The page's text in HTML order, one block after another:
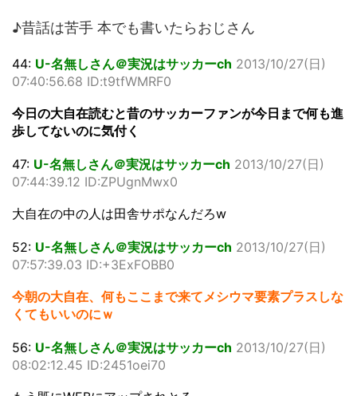
♪昔話は苦手 本でも書いたらおじさん
44: U-名無しさん＠実況はサッカーch 2013/10/27(日)
07:40:56.68 ID:t9tfWMRF0
今日の大自在読むと昔のサッカーファンが今日まで何も進
歩してないのに気付く
47: U-名無しさん＠実況はサッカーch 2013/10/27(日)
07:44:39.12 ID:ZPUgnMwx0
大自在の中の人は田舎サポなんだろw
52: U-名無しさん＠実況はサッカーch 2013/10/27(日)
07:57:39.03 ID:+3ExFOBB0
今朝の大自在、何もここまで来てメシウマ要素プラスしな
くてもいいのにｗ
56: U-名無しさん＠実況はサッカーch 2013/10/27(日)
08:02:12.45 ID:2451oei70